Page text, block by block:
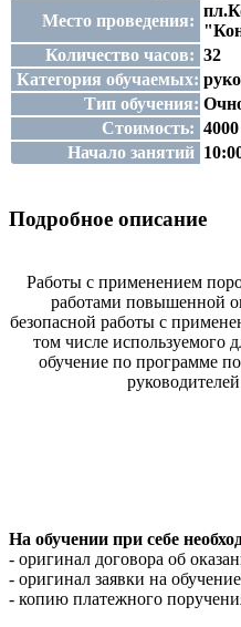
Место проведения:
Количество часов: 32
Категория обучаемых:
Тип обучения:
Стоимость:
Начало занятий
Подробное описание
Работы с применением
работами повышенной
безопасной работы с
том числе используемого
обучение по программе
На обучении при себе
- оригинал договора об
- оригинал заявки на
- копию платежного